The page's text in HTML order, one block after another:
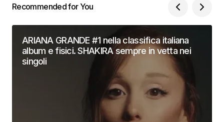
Recommended for You
ARIANA GRANDE #1 nella classifica italiana
album e fisici. SHAKIRA sempre in vetta nei
singoli